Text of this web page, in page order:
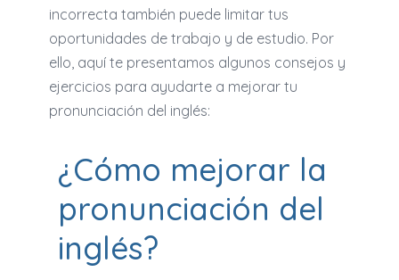
incorrecta también puede limitar tus
oportunidades de trabajo y de estudio. Por
ello, aquí te presentamos algunos consejos y
ejercicios para ayudarte a mejorar tu
pronunciación del inglés:
¿Cómo mejorar la
pronunciación del
inglés?